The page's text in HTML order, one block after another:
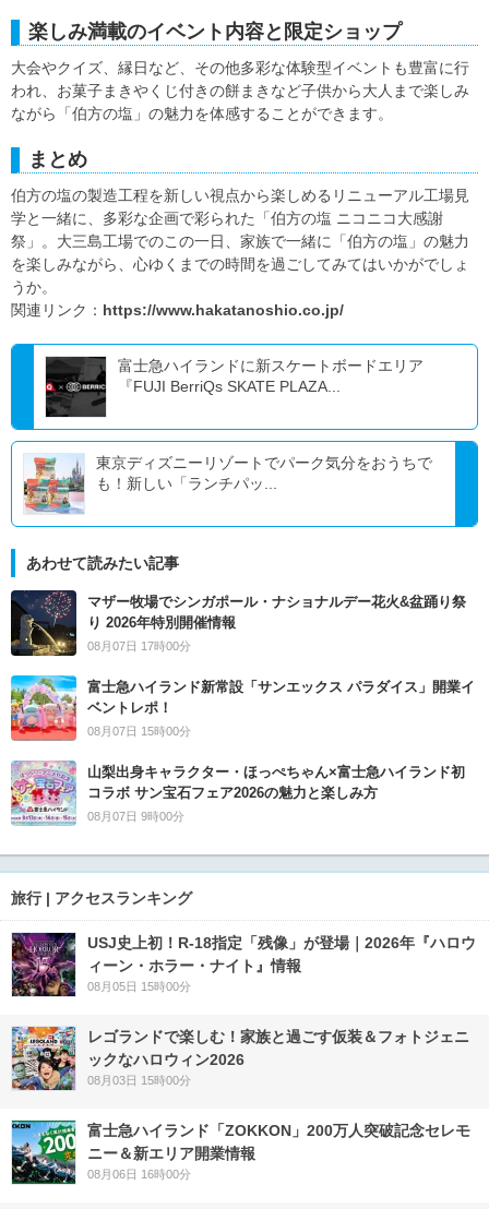
楽しみ満載のイベント内容と限定ショップ
大会やクイズ、縁日など、その他多彩な体験型イベントも豊富に行
われ、お菓子まきやくじ付きの餅まきなど子供から大人まで楽しみ
ながら「伯方の塩」の魅力を体感することができます。
まとめ
伯方の塩の製造工程を新しい視点から楽しめるリニューアル工場見
学と一緒に、多彩な企画で彩られた「伯方の塩 ニコニコ大感謝
祭」。大三島工場でのこの一日、家族で一緒に「伯方の塩」の魅力
を楽しみながら、心ゆくまでの時間を過ごしてみてはいかがでしょ
うか。
関連リンク： https://www.hakatanoshio.co.jp/
富士急ハイランドに新スケートボードエリア
『FUJI BerriQs SKATE PLAZA...
東京ディズニーリゾートでパーク気分をおうちで
も！新しい「ランチパッ...
あわせて読みたい記事
マザー牧場でシンガポール・ナショナルデー花火&盆踊り祭
り 2026年特別開催情報
08月07日 17時00分
富士急ハイランド新常設「サンエックス パラダイス」開業イ
ベントレポ！
08月07日 15時00分
山梨出身キャラクター・ほっぺちゃん×富士急ハイランド初
コラボ サン宝石フェア2026の魅力と楽しみ方
08月07日 9時00分
旅行 | アクセスランキング
USJ史上初！R-18指定「残像」が登場｜2026年『ハロウ
ィーン・ホラー・ナイト』情報
08月05日 15時00分
レゴランドで楽しむ！家族と過ごす仮装＆フォトジェニ
ックなハロウィン2026
08月03日 15時00分
富士急ハイランド「ZOKKON」200万人突破記念セレモ
ニー＆新エリア開業情報
08月06日 16時00分